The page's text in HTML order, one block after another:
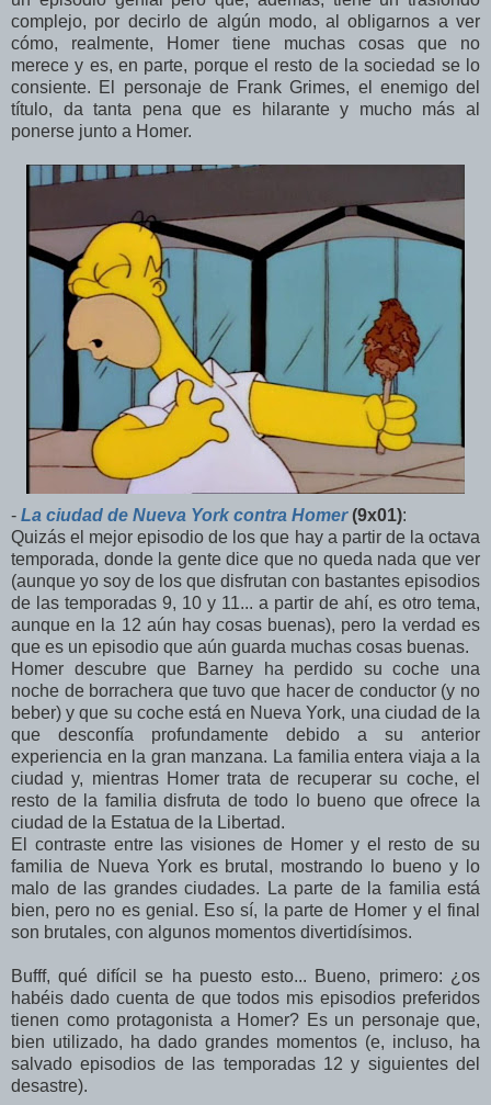
complejo, por decirlo de algún modo, al obligarnos a ver
cómo, realmente, Homer tiene muchas cosas que no
merece y es, en parte, porque el resto de la sociedad se lo
consiente. El personaje de Frank Grimes, el enemigo del
título, da tanta pena que es hilarante y mucho más al
ponerse junto a Homer.
- La ciudad de Nueva York contra Homer(9x01):
Quizás el mejor episodio de los que hay a partir de la octava
temporada, donde la gente dice que no queda nada que ver
(aunque yo soy de los que disfrutan con bastantes episodios
de las temporadas 9, 10 y 11... a partir de ahí, es otro tema,
aunque en la 12 aún hay cosas buenas), pero la verdad es
que es un episodio que aún guarda muchas cosas buenas.
Homer descubre que Barney ha perdido su coche una
noche de borrachera que tuvo que hacer de conductor (y no
beber) y que su coche está en Nueva York, una ciudad de la
que desconfía profundamente debido a su anterior
experiencia en la gran manzana. La familia entera viaja a la
ciudad y, mientras Homer trata de recuperar su coche, el
resto de la familia disfruta de todo lo bueno que ofrece la
ciudad de la Estatua de la Libertad.
El contraste entre las visiones de Homer y el resto de su
familia de Nueva York es brutal, mostrando lo bueno y lo
malo de las grandes ciudades. La parte de la familia está
bien, pero no es genial. Eso sí, la parte de Homer y el final
son brutales, con algunos momentos divertidísimos.
Bufff, qué difícil se ha puesto esto... Bueno, primero: ¿os
habéis dado cuenta de que todos mis episodios preferidos
tienen como protagonista a Homer? Es un personaje que,
bien utilizado, ha dado grandes momentos (e, incluso, ha
salvado episodios de las temporadas 12 y siguientes del
desastre).